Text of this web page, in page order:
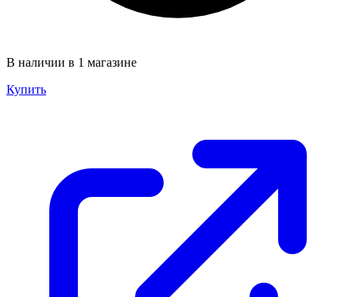
В наличии в 1 магазине
Купить